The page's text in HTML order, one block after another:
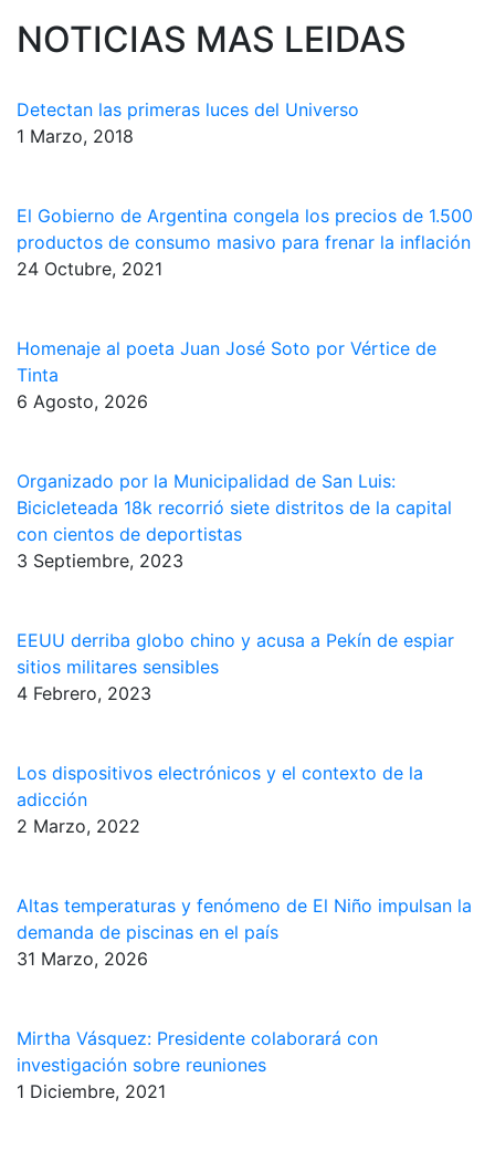
NOTICIAS MAS LEIDAS
Detectan las primeras luces del Universo
1 Marzo, 2018
El Gobierno de Argentina congela los precios de 1.500
productos de consumo masivo para frenar la inflación
24 Octubre, 2021
Homenaje al poeta Juan José Soto por Vértice de
Tinta
6 Agosto, 2026
Organizado por la Municipalidad de San Luis:
Bicicleteada 18k recorrió siete distritos de la capital
con cientos de deportistas
3 Septiembre, 2023
EEUU derriba globo chino y acusa a Pekín de espiar
sitios militares sensibles
4 Febrero, 2023
Los dispositivos electrónicos y el contexto de la
adicción
2 Marzo, 2022
Altas temperaturas y fenómeno de El Niño impulsan la
demanda de piscinas en el país
31 Marzo, 2026
Mirtha Vásquez: Presidente colaborará con
investigación sobre reuniones
1 Diciembre, 2021